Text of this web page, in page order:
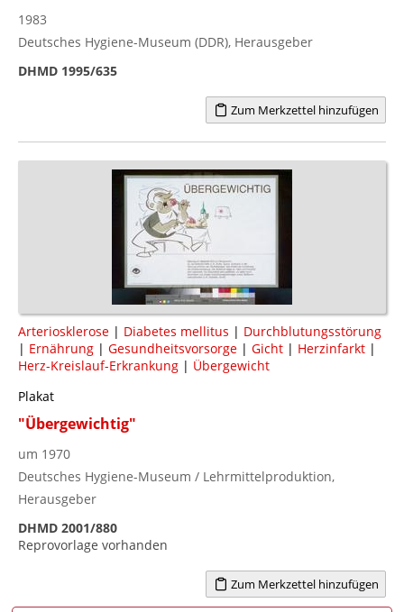
1983
Deutsches Hygiene-Museum (DDR), Herausgeber
DHMD 1995/635
Zum Merkzettel hinzufügen
Arteriosklerose | Diabetes mellitus | Durchblutungsstörung
| Ernährung | Gesundheitsvorsorge | Gicht | Herzinfarkt |
Herz-Kreislauf-Erkrankung | Übergewicht
Plakat
"Übergewichtig"
um 1970
Deutsches Hygiene-Museum / Lehrmittelproduktion,
Herausgeber
DHMD 2001/880
Reprovorlage vorhanden
Zum Merkzettel hinzufügen